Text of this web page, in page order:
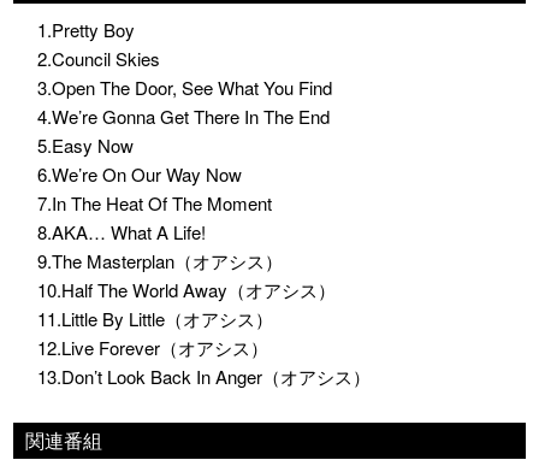
1.Pretty Boy
2.Council Skies
3.Open The Door, See What You Find
4.We’re Gonna Get There In The End
5.Easy Now
6.We’re On Our Way Now
7.In The Heat Of The Moment
8.AKA… What A Life!
9.The Masterplan（オアシス）
10.Half The World Away（オアシス）
11.Little By Little（オアシス）
12.Live Forever（オアシス）
13.Don’t Look Back In Anger（オアシス）
関連番組